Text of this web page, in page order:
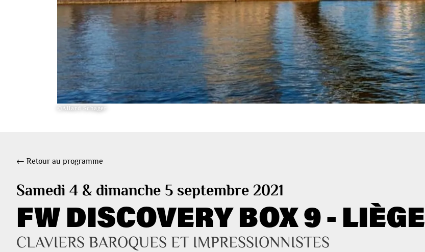
©Allard Schager
← Retour au programme
Samedi 4 & dimanche 5 septembre 2021
FW DISCOVERY BOX 9 - LIÈGE
CLAVIERS BAROQUES ET IMPRESSIONNISTES